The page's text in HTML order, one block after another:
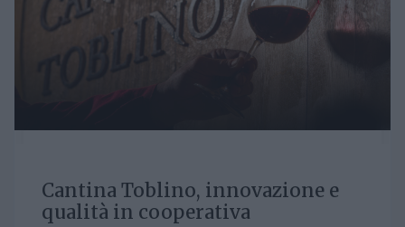
Cantina Toblino, innovazione e
qualità in cooperativa